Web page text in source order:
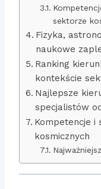
sektorze
Fizyka,
naukowe
Ranking
kontekście
Najlepsze
specjalistów
Kompetencje i
kosmicznych